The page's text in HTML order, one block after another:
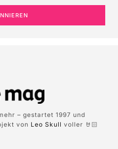
– gestartet 1997 und
von Leo Skull voller 🤘🏻